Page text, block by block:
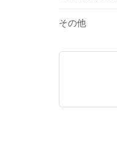
その他